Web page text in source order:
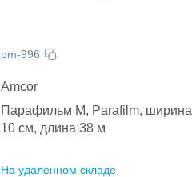
pm-996
Amcor
Парафильм М, Parafilm, ширина
10 см, длина 38 м
На удаленном складе